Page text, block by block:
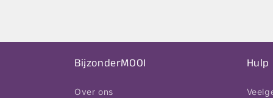
BijzonderMOOI
Over ons